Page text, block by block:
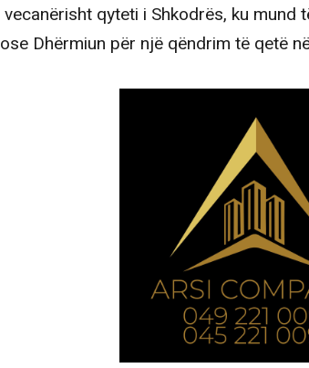
qyteti i Shkodrës, ku
Dhërmiun për një qëndrim të qetë